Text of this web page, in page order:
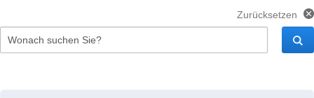
Zurücksetzen